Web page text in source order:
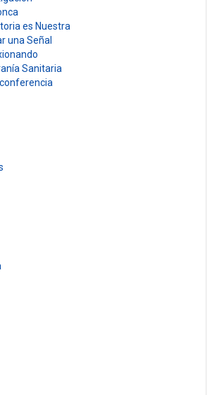
Magistral
Latinoamericanas
con los Otros
y Salud
es Nuestra
una Señal
Sanitaria